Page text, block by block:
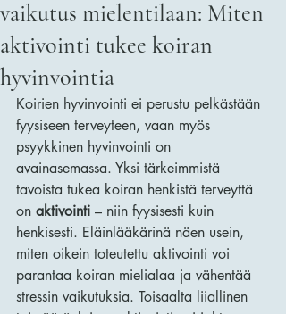
vaikutus mielentilaan: Miten
aktivointi tukee koiran
hyvinvointia
Koirien hyvinvointi ei perustu pelkästään
fyysiseen terveyteen, vaan myös
psyykkinen hyvinvointi on
avainasemassa. Yksi tärkeimmistä
tavoista tukea koiran henkistä terveyttä
on aktivointi – niin fyysisesti kuin
henkisesti. Eläinlääkärinä näen usein,
miten oikein toteutettu aktivointi voi
parantaa koiran mielialaa ja vähentää
stressin vaikutuksia. Toisaalta liiallinen